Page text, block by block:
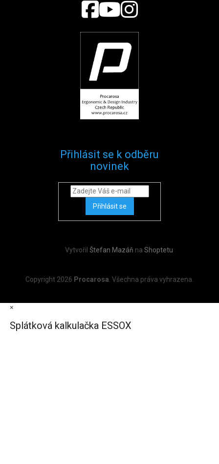
Přihlásit se k odběru
novinek
Přihlásit se
Vytvořil Štefan Mazáň na Shoptetu
Copyright 2026 Procarosa . Všechna práva vyhrazena.
×
Splátková kalkulačka ESSOX